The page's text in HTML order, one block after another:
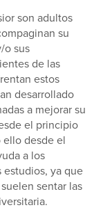
son adultos
su
o sus
de las
estos
desarrollado
a mejorar su
el principio
desde el
a los
ya que
sentar las